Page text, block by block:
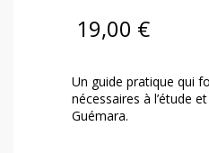
19,00 €
Un guide pratique qui
nécessaires à l’étude
Guémara.